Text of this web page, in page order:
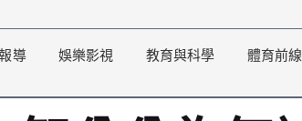
導 娛樂影視 教育與科學 體育前線